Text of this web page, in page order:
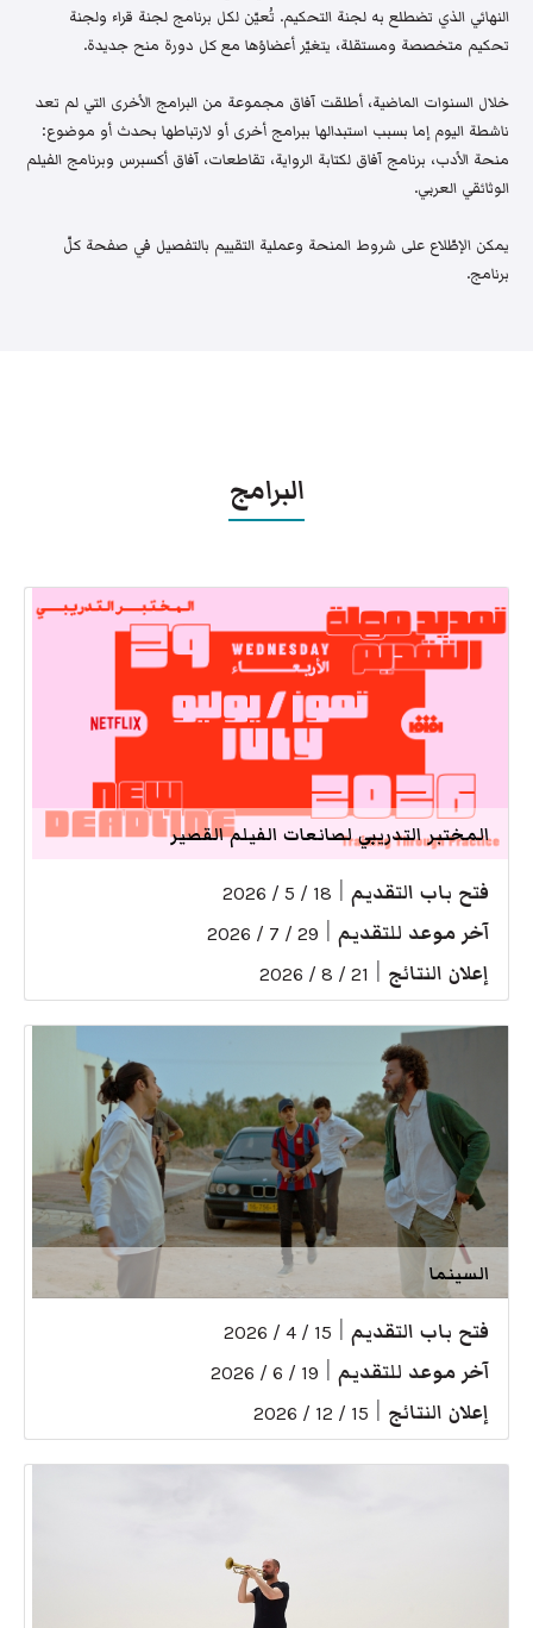
النهائي الذي تضطلع به لجنة التحكيم. تُعيّن لكل برنامج لجنة قراء ولجنة
تحكيم متخصصة ومستقلة، يتغيّر أعضاؤها مع كل دورة منح جديدة.
خلال السنوات الماضية، أطلقت آفاق مجموعة من البرامج الأخرى التي لم تعد
ناشطة اليوم إما بسبب استبدالها ببرامج أخرى أو لارتباطها بحدث أو موضوع:
منحة الأدب، برنامج آفاق لكتابة الرواية، تقاطعات، آفاق أكسبرس وبرنامج الفيلم
الوثائقي العربي.
يمكن الإطّلاع على شروط المنحة وعملية التقييم بالتفصيل في صفحة كلّ
برنامج.
البرامج
المختبر التدريبي لصانعات الفيلم القصير
فتح باب التقديم 18 / 5 / 2026
آخر موعد للتقديم 29 / 7 / 2026
إعلان النتائج 21 / 8 / 2026
السينما
فتح باب التقديم 15 / 4 / 2026
آخر موعد للتقديم 19 / 6 / 2026
إعلان النتائج 15 / 12 / 2026